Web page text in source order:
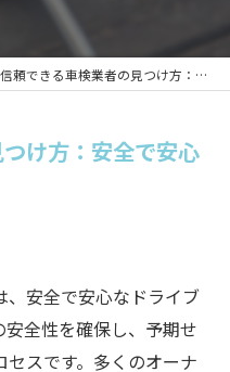
信頼できる車検業者の見つけ方：安全で安心なドライブのために
け方：安全で安心
安全で安心なドライブ
全性を確保し、予期せ
スです。多くのオーナ